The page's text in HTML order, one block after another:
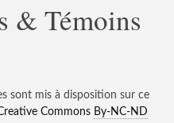
& Témoins
sont mis à disposition sur ce
Commons By-NC-ND